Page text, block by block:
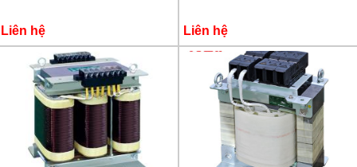
Liên hệ Liên hệ